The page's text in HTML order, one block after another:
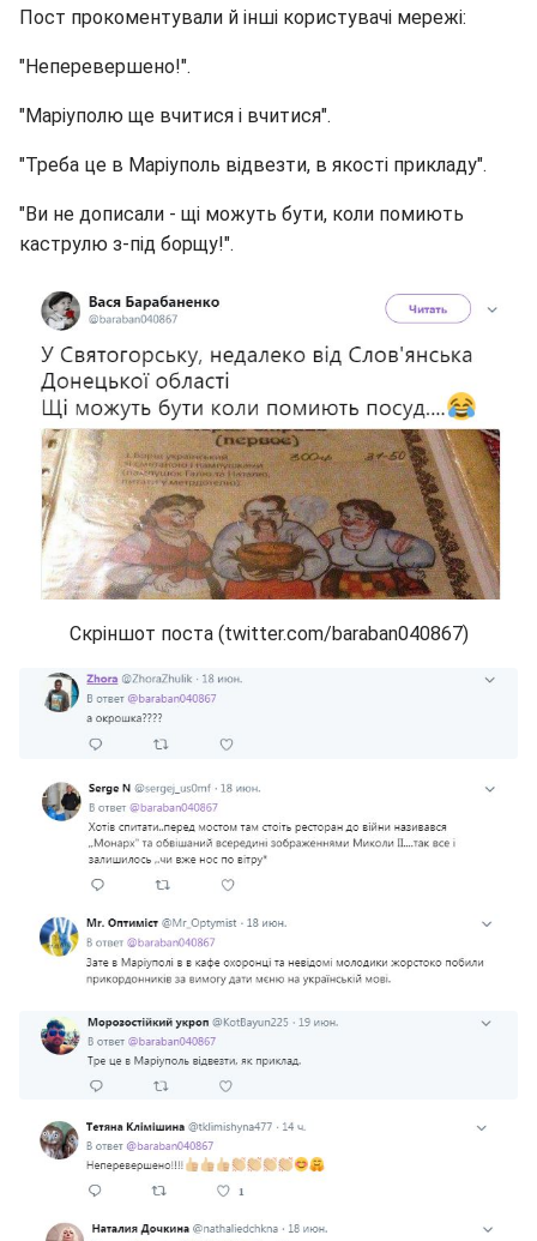
Пост прокоментували й інші користувачі мережі:
"Неперевершено!".
"Маріуполю ще вчитися і вчитися".
"Треба це в Маріуполь відвезти, в якості прикладу".
"Ви не дописали - щі можуть бути, коли помиють
каструлю з-під борщу!".
Скріншот поста (twitter.com/baraban040867)